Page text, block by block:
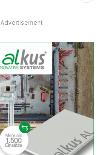
Advertisement